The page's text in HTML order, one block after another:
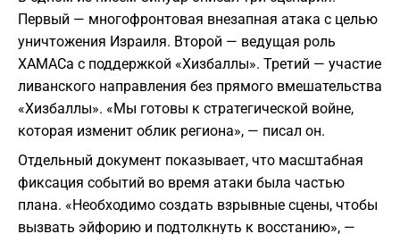
Первый — многофронтовая внезапная атака с целью
уничтожения Израиля. Второй — ведущая роль
ХАМАСа с поддержкой «Хизбаллы». Третий — участие
ливанского направления без прямого вмешательства
«Хизбаллы». «Мы готовы к стратегической войне,
которая изменит облик региона», — писал он.
Отдельный документ показывает, что масштабная
фиксация событий во время атаки была частью
плана. «Необходимо создать взрывные сцены, чтобы
вызвать эйфорию и подтолкнуть к восстанию», —